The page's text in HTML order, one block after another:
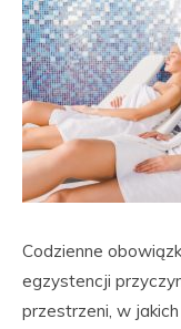
Codzienne
egzystencji
przestrzeni, w